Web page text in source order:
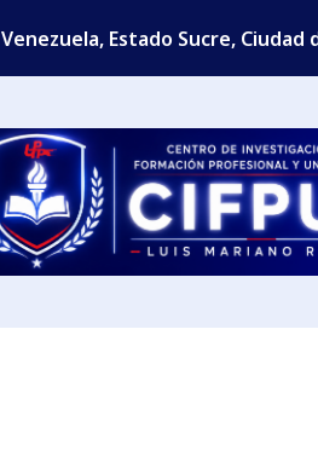
Venezuela, Estado Sucre, Ciudad